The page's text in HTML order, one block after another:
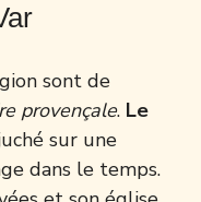
sont de
provençale. Le
sur une
dans le temps.